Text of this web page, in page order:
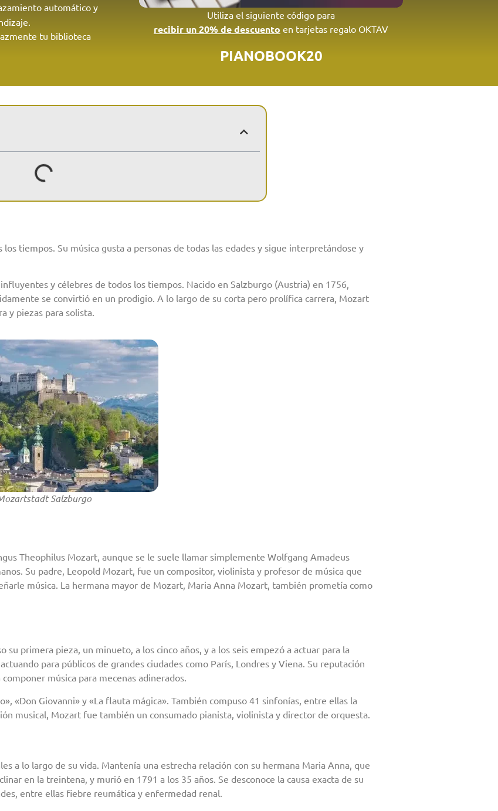
automático y
tu biblioteca
Utiliza el siguiente código para
recibir un 20% de descuento en tarjetas regalo OKTAV
PIANOBOOK20
tiempos. Su música gusta a personas de todas las edades y sigue interpretándose y
y célebres de todos los tiempos. Nacido en Salzburgo (Austria) en 1756,
se convirtió en un prodigio. A lo largo de su corta pero prolífica carrera, Mozart
y piezas para solista.
Salzburgo
Theophilus Mozart, aunque se le suele llamar simplemente Wolfgang Amadeus
Su padre, Leopold Mozart, fue un compositor, violinista y profesor de música que
música. La hermana mayor de Mozart, Maria Anna Mozart, también prometía como
primera pieza, un minueto, a los cinco años, y a los seis empezó a actuar para la
para públicos de grandes ciudades como París, Londres y Viena. Su reputación
música para mecenas adinerados.
«Don Giovanni» y «La flauta mágica». También compuso 41 sinfonías, entre ellas la
musical, Mozart fue también un consumado pianista, violinista y director de orquesta.
a lo largo de su vida. Mantenía una estrecha relación con su hermana Maria Anna, que
en la treintena, y murió en 1791 a los 35 años. Se desconoce la causa exacta de su
entre ellas fiebre reumática y enfermedad renal.